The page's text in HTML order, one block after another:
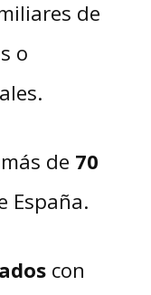
de
o
de 70
España.
con